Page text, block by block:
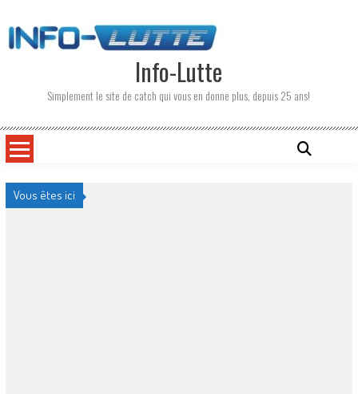
to
content
Info-Lutte
Simplement le site de catch qui vous en donne plus, depuis 25 ans!
Vous êtes ici